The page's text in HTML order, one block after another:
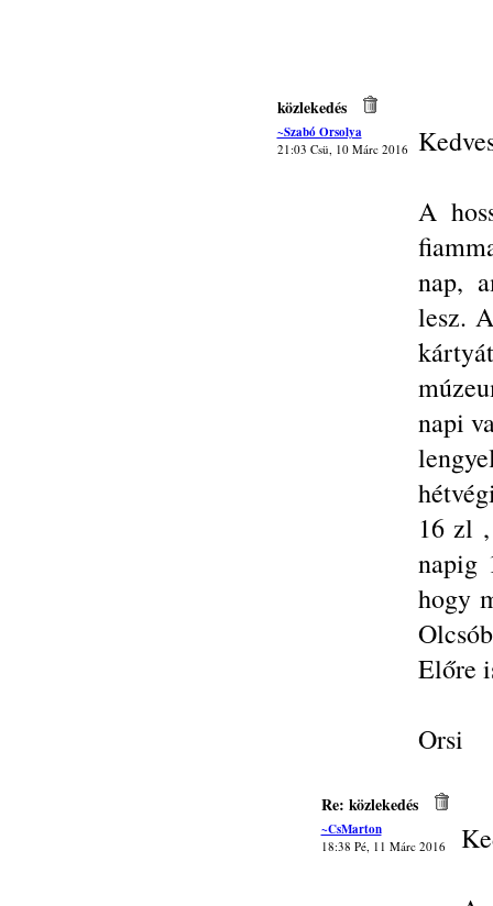
közlekedés
~Szabó Orsolya
21:03 Csü, 10 Márc 2016
A
nap,
lesz.
napi
16 zl
napig
hogy
Előre
Orsi
Re: közlekedés
~CsMarton
18:38 Pé, 11 Márc 2016